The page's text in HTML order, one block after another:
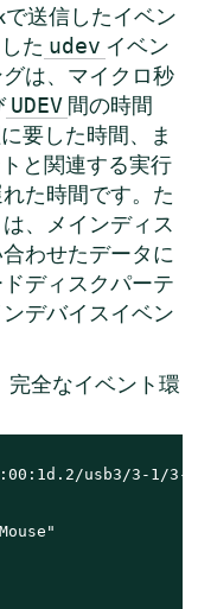
送信したイベン
た udev イベン
は、マイクロ秒
UDEV 間の時間
要した時間、ま
と関連する実行
た時間です。た
、メインディス
わせたデータに
ディスクパーテ
デバイスイベン
完全なイベント環
usb3/3-1/